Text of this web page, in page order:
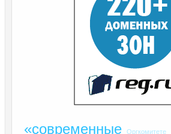
«современные Оргкомитете